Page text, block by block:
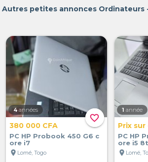
Autres petites annonces Ordinateurs
favorite_border
4 années
380 000 CFA
PC HP Probook 450 G6 c
ore i7
location_on Lomé, Togo
1 année
Prix
PC HP
ore i5
location_on Lomé,